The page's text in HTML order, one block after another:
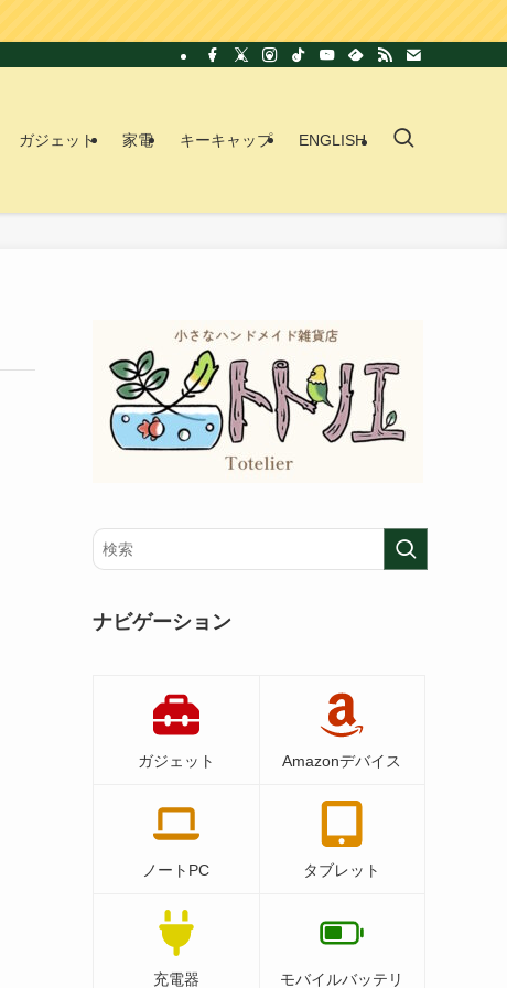
ガジェット 家電 キーキャップ ENGLISH
ナビゲーション
ガジェット Amazonデバイス
ノートPC タブレット
充電器
モバイルバッテリ